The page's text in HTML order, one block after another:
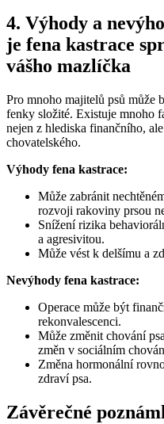
4. Výhody a
je fena kastrace
vášho mazlíčka
Pro mnoho majitelů psů může
fenky složité. Existuje mnoho
nejen z hlediska finančního,
chovatelského.
Výhody fena kastrace:
Může zabránit
rozvoji rakoviny prsou
Snížení rizika
a agresivitou.
Může vést k delšímu a
Nevýhody fena kastrace:
Operace může být
rekonvalescenci.
Může změnit chování
změn v sociálním
Změna hormonální
zdraví psa.
Závěrečné